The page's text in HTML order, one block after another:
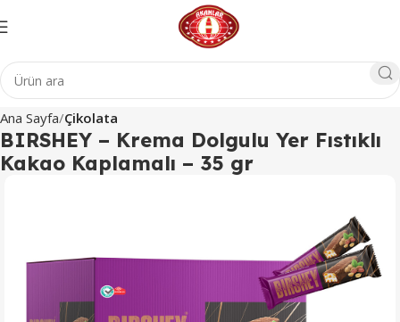
Ana Sayfa Çikolata
BIRSHEY – Krema Dolgulu Yer Fıstıklı
Kakao Kaplamalı – 35 gr